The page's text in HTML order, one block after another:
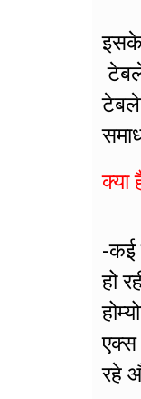
इसके
क्या
-कई
हो
एक्स
रहे